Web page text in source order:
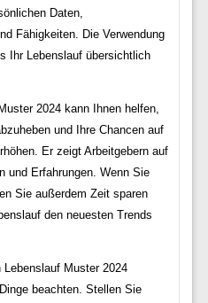
Daten,
Fähigkeiten. Die Verwendung
Ihr Lebenslauf übersichtlich
2024 kann Ihnen helfen,
und Ihre Chancen auf
Er zeigt Arbeitgebern auf
und Erfahrungen. Wenn Sie
Sie außerdem Zeit sparen
den neuesten Trends
Muster 2024
beachten. Stellen Sie